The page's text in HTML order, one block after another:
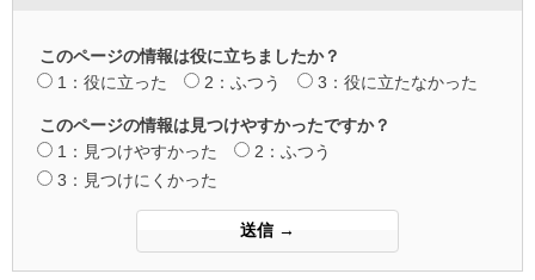
このページの情報は役に立ちましたか？
1：役に立った
2：ふつう 3：役に立たなかった
このページの情報は見つけやすかったですか？
1：見つけやすかった
2：ふつう
3：見つけにくかった